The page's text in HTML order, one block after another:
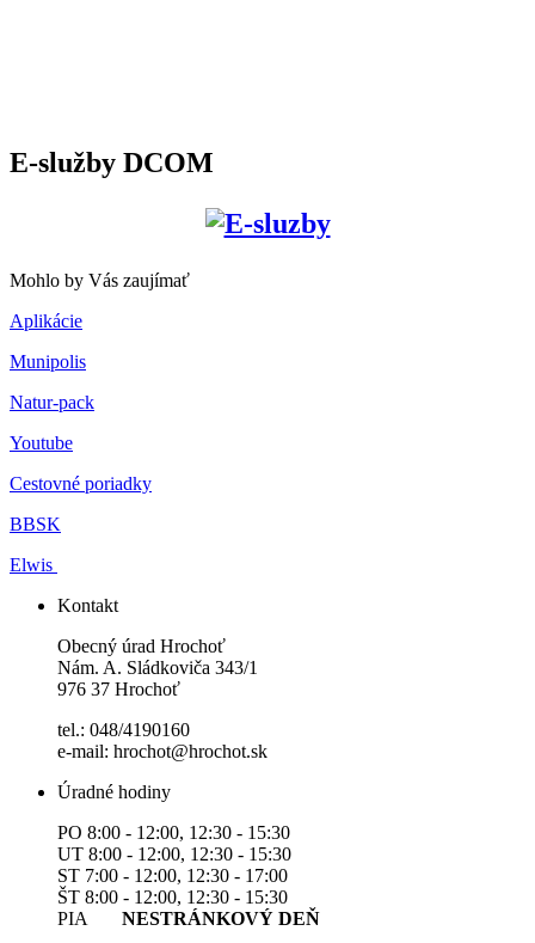
E-služby DCOM
Mohlo by Vás zaujímať
Aplikácie
Munipolis
Natur-pack
Youtube
Cestovné poriadky
BBSK
Elwis
Kontakt
Obecný úrad Hrochoť
Nám. A. Sládkoviča 343/1
976 37 Hrochoť
tel.: 048/4190160
e-mail: hrochot@hrochot.sk
Úradné hodiny
PO 8:00 - 12:00, 12:30 - 15:30
UT 8:00 - 12:00, 12:30 - 15:30
ST 7:00 - 12:00, 12:30 - 17:00
ŠT 8:00 - 12:00, 12:30 - 15:30
PIA NESTRÁNKOVÝ DEŇ